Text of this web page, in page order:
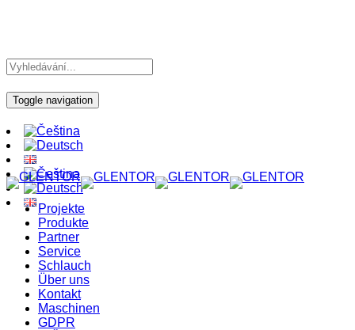
Toggle navigation
Projekte
Produkte
Partner
Service
Schlauch
Über uns
Kontakt
Maschinen
GDPR